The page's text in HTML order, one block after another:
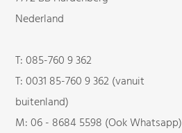
Nederland
T:085-760 9 362
T:0031 85-760 9 362 (vanuit
buitenland)
M:06 - 8684 5598 (Ook Whatsapp)